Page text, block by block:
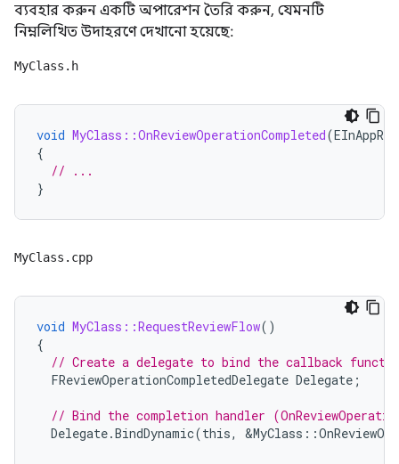
ব্যবহার করুন একটি অপারেশন তৈরি করুন, যেমনটি
নিম্নলিখিত উদাহরণে দেখানো হয়েছে:
MyClass.h
void MyClass::OnReviewOperationCompleted(
{
// ...
}
MyClass.cpp
void MyClass::RequestReviewFlow()
{
// Create a delegate to bind the callback
FReviewOperationCompletedDelegate Delegate ;
// Bind the completion handler
Delegate.BindDynamic(this, &MyClass ::